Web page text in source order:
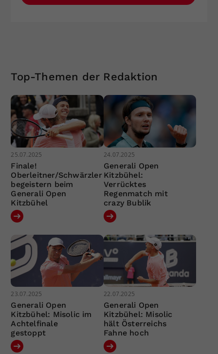
Top-Themen der Redaktion
25.07.2025
Finale!
Oberleitner/Schwärzler
begeistern beim
Generali Open
Kitzbühel
24.07.2025
Generali Open
Kitzbühel:
Verrücktes
Regenmatch mit
crazy Bublik
23.07.2025
Generali Open
Kitzbühel: Misolic im
Achtelfinale
gestoppt
22.07.2025
Generali Open
Kitzbühel: Misolic
hält Österreichs
Fahne hoch